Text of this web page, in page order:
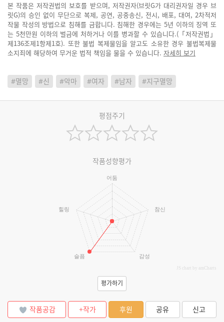
본 작품은 저작권법의 보호를 받으며, 저작권자(브릿G가 대리권자일 경우 브
릿G)의 승인 없이 무단으로 복제, 공연, 공중송신, 전시, 배포, 대여, 2차적저
작물 작성의 방법으로 침해를 금합니다. 침해한 경우에는 5년 이하의 징역 또
는 5천만원 이하의 벌금에 처하거나 이를 병과할 수 있습니다.(「저작권법」
제136조제1항제1호). 또한 불법 복제물임을 알고도 소유한 경우 불법복제물
소지죄에 해당하여 무거운 법적 책임을 물을 수 있습니다. 자세히 보기
#멸망 #신 #악마 #여자 #남자 #지구멸망
평점주기
작품성향평가
어둠
참신
감성
슬픔
힐링
JS chart by amCharts
평가하기
작품공감 +작가 후원 공유 신고